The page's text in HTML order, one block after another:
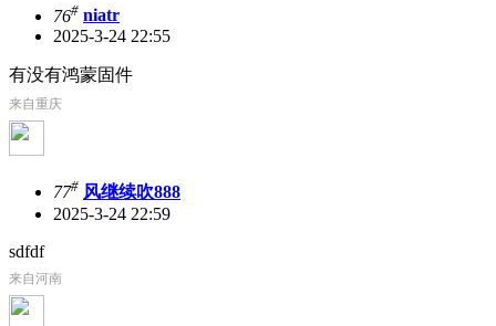
76# niatr
2025-3-24 22:55
有没有鸿蒙固件
来自重庆
77# 风继续吹888
2025-3-24 22:59
sdfdf
来自河南